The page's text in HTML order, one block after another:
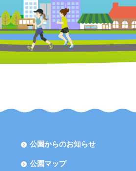
公園からのお知らせ
公園マップ